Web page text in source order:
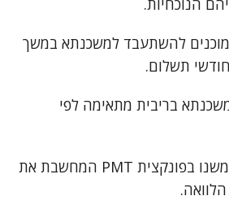
להשתעבד למשכנתא במשך
בריבית מתאימה לפי
כדי לחשב זאת, השתמשנו בפונקצית PMT המחשבת את